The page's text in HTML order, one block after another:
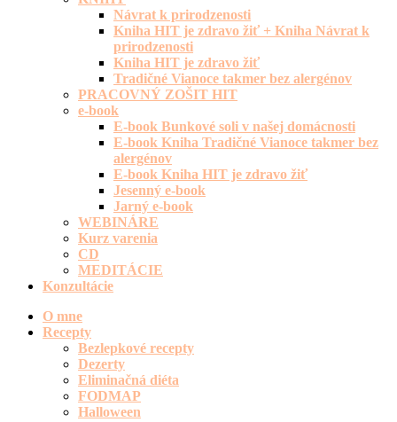
Návrat k prirodzenosti
Kniha HIT je zdravo žiť + Kniha Návrat k
prirodzenosti
Kniha HIT je zdravo žiť
Tradičné Vianoce takmer bez alergénov
PRACOVNÝ ZOŠIT HIT
e-book
E-book Bunkové soli v našej domácnosti
E-book Kniha Tradičné Vianoce takmer bez
alergénov
E-book Kniha HIT je zdravo žiť
Jesenný e-book
Jarný e-book
WEBINÁRE
Kurz varenia
CD
MEDITÁCIE
Konzultácie
O mne
Recepty
Bezlepkové recepty
Dezerty
Eliminačná diéta
FODMAP
Halloween